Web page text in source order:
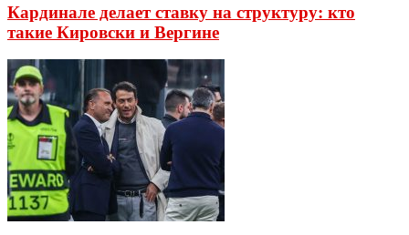
Кардинале делает ставку на структуру: кто
такие Кировски и Вергине